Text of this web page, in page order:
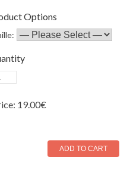
Options
19.00€